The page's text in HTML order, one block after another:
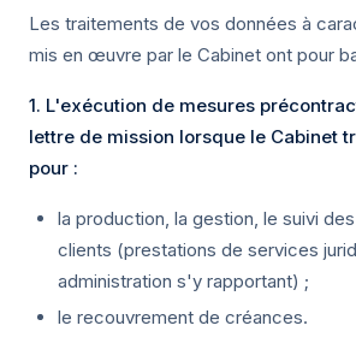
Les traitements de vos données à
mis en œuvre par le Cabinet ont pour
1. L'exécution de mesures
lettre de mission lorsque le Cabinet
pour :
la production, la gestion, le suivi
clients (prestations de services
administration s'y rapportant) ;
le recouvrement de créances.